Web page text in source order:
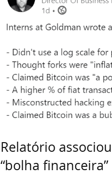
Relatório
“bolha financeira”